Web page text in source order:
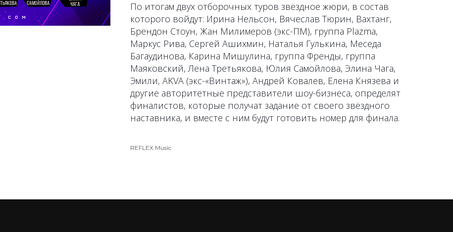
По итогам двух отборочных туров звёздное жюри, в состав
которого войдут: Ирина Нельсон, Вячеслав Тюрин, Вахтанг,
Брендон Стоун, Жан Милимеров (экс-ПМ), группа Plazma,
Маркус Рива, Сергей Ашихмин, Наталья Гулькина, Меседа
Багаудинова, Карина Мишулина, группа Френды, группа
Маяковский, Лена Третьякова, Юлия Самойлова, Элина Чага,
Эмили, AKVA (экс-«Винтаж»), Андрей Ковалев, Елена Князева и
другие авторитетные представители шоу-бизнеса, определят
финалистов, которые получат задание от своего звёздного
наставника, и вместе с ним будут готовить номер для финала.
REFLEX Music